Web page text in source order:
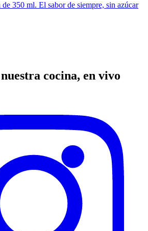
350 ml. El sabor de siempre, sin azúcar
cocina, en vivo